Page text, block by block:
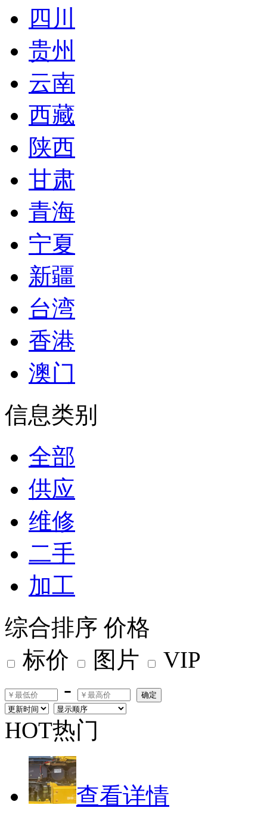
四川
贵州
云南
西藏
陕西
甘肃
青海
宁夏
新疆
台湾
香港
澳门
信息类别
全部
供应
维修
二手
加工
综合排序 价格
标价
图片
VIP
-
确定
HOT热门
查看详情